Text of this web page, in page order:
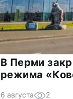
В Перми
режима
6 августа 2